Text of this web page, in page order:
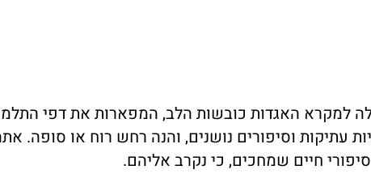
למקרא האגדות כובשות הלב, המפארות את דפי
עתיקות וסיפורים נושנים, והנה רחש רוח או סופה.
חיים שמחכים, כי נקרב אליהם.